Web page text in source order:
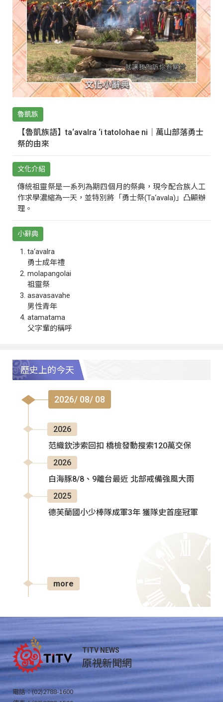
魯凱族
【魯凱族語】ta‘avalra ‘i tatolohae ni｜萬山部落勇士
祭的由來
文化介紹
傳統祖靈祭是一系列為期四個月的祭典，現今配合族人工
作求學濃縮為一天，並特別將「勇士祭(Ta‘avala)」凸顯辦
理。
小辭典
ta‘avalra
勇士成年禮
molapangolai
祖靈祭
asavasavahe
男性青年
atamatama
父字輩的稱呼
歷史上的今天
2026/ 08/ 08
2026
范織欽涉索回扣 橋檢發動搜索120萬交保
2026
白海豚8/8、9離台最近 北部戒備強風大雨
2025
德芙蘭國小少棒隊成軍3年 獲隊史首座冠軍
more
TITV NEWS
原視新聞網
電話：(02)2788-1600